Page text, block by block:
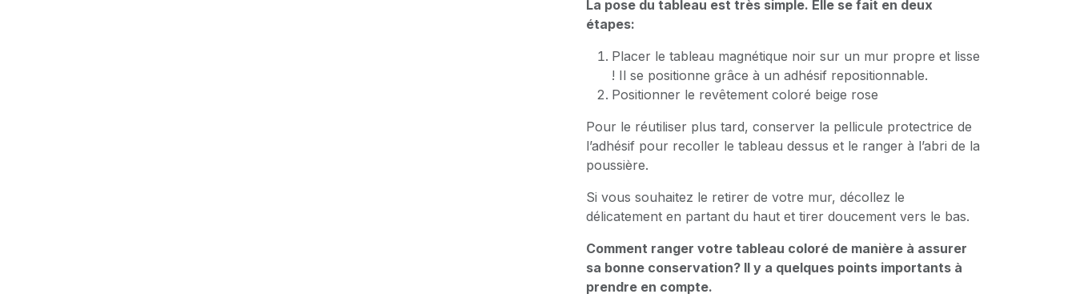
La pose du tableau est très simple. Elle se fait en deux
étapes:
Placer le tableau magnétique noir sur un mur propre et lisse
! Il se positionne grâce à un adhésif repositionnable.
Positionner le revêtement coloré beige rose
Pour le réutiliser plus tard, conserver la pellicule protectrice de
l’adhésif pour recoller le tableau dessus et le ranger à l’abri de la
poussière.
Si vous souhaitez le retirer de votre mur, décollez le
délicatement en partant du haut et tirer doucement vers le bas.
Comment ranger votre tableau coloré de manière à assurer
sa bonne conservation? Il y a quelques points importants à
prendre en compte.